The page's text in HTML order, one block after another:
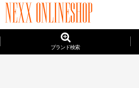
ブランド検索